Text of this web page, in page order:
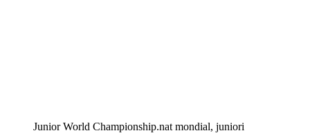
Junior World Championship.nat mondial, juniori